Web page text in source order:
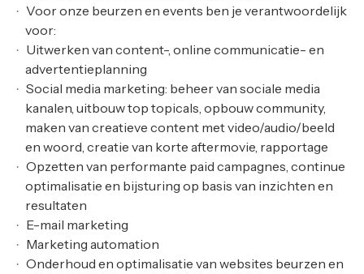
Voor onze beurzen en events ben je verantwoordelijk
voor:
Uitwerken van content-, online communicatie- en
advertentieplanning
Social media marketing: beheer van sociale media
kanalen, uitbouw top topicals, opbouw community,
maken van creatieve content met video/audio/beeld
en woord, creatie van korte aftermovie, rapportage
Opzetten van performante paid campagnes, continue
optimalisatie en bijsturing op basis van inzichten en
resultaten
E-mail marketing
Marketing automation
Onderhoud en optimalisatie van websites beurzen en